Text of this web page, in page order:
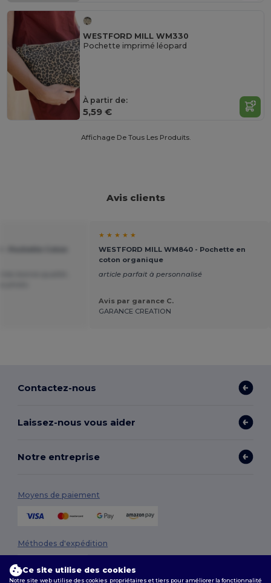
WESTFORD MILL WM330
Pochette imprimé léopard
À partir de:
5,59 €
Affichage De Tous Les Produits.
Avis clients
★ ★ ★ ★ ★
WESTFORD MILL WM840 - Pochette en
coton organique
article parfait à personnalisé
Avis par garance C.
GARANCE CREATION
Contactez-nous
Laissez-nous vous aider
Notre entreprise
Moyens de paiement
Méthodes d'expédition
Ce site utilise des cookies
Notre site web utilise des cookies propriétaires et tiers pour améliorer la fonctionnalité